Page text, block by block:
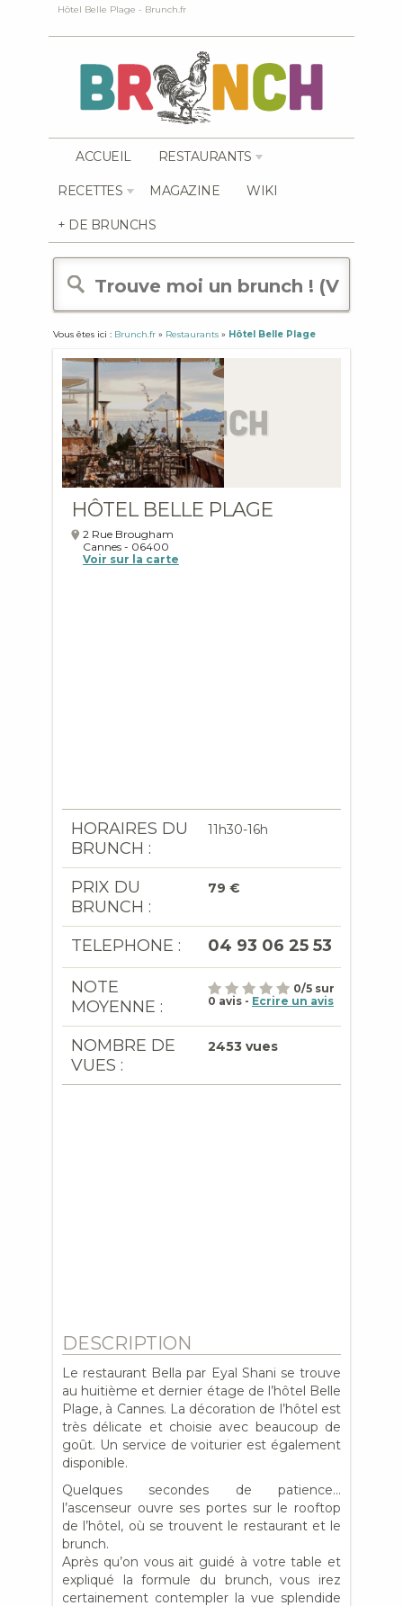
Hôtel Belle Plage - Brunch.fr
ACCUEIL RESTAURANTS
RECETTES MAGAZINE WIKI
+ DE BRUNCHS
Vous êtes ici : Brunch.fr » Restaurants » Hôtel Belle Plage
HÔTEL BELLE PLAGE
2 Rue Brougham
Cannes - 06400
Voir sur la carte
HORAIRES DU
BRUNCH :
11h30-16h
PRIX DU
BRUNCH :
79 €
TELEPHONE : 04 93 06 25 53
NOTE
MOYENNE :
0/5 sur
0 avis - Ecrire un avis
NOMBRE DE
VUES :
2453 vues
DESCRIPTION
Le restaurant Bella par Eyal Shani se trouve
au huitième et dernier étage de l’hôtel Belle
Plage, à Cannes. La décoration de l’hôtel est
très délicate et choisie avec beaucoup de
goût. Un service de voiturier est également
disponible.
Quelques secondes de patience…
l’ascenseur ouvre ses portes sur le rooftop
de l’hôtel, où se trouvent le restaurant et le
brunch.
Après qu’on vous ait guidé à votre table et
expliqué la formule du brunch, vous irez
certainement contempler la vue splendide